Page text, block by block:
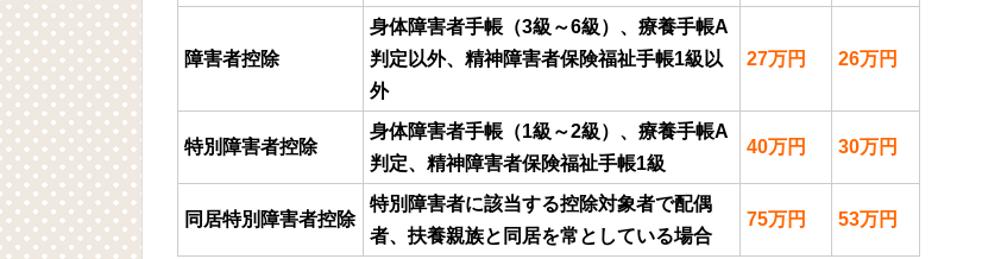
障害者控除
身体障害者手帳（3級～6級）、療養手帳A
判定以外、精神障害者保険福祉手帳1級以
外
27万円 26万円
特別障害者控除
身体障害者手帳（1級～2級）、療養手帳A
判定、精神障害者保険福祉手帳1級
40万円 30万円
同居特別障害者控除
特別障害者に該当する控除対象者で配偶
者、扶養親族と同居を常としている場合
75万円 53万円